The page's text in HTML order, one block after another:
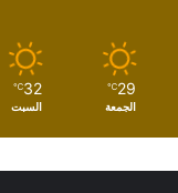
29
℃
الجمعة
32
℃
السبت